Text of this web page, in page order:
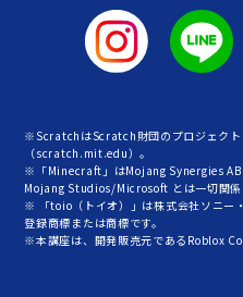
※ScratchはScratch財団のプロジェクト
（scratch.mit.edu）。
※「Minecraft」はMojang Synergies AB
Mojang Studios/Microsoft とは一切関係
※ 「toio（トイオ）」は株式会社ソニー
登録商標または商標です。
※本講座は、開発販売元であるRoblox